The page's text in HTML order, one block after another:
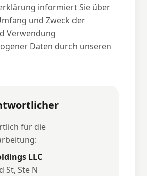
informiert Sie über
und Zweck der
Verwendung
Daten durch unseren
für die
LLC
St, Ste N